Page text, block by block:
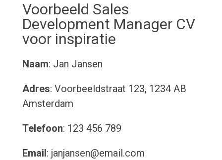
Voorbeeld Sales
Development Manager CV
voor inspiratie
Naam: Jan Jansen
Adres: Voorbeeldstraat 123, 1234 AB
Amsterdam
Telefoon: 123 456 789
Email: janjansen@email.com